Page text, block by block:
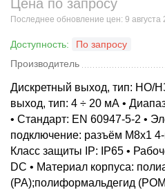
Цена по запросу
Последнее обновление цен: 9 августа
Доступность:
По запросу
Производитель
Дискретный выход, тип: НО/
выход, тип: 4 ÷ 20 мА •
• Стандарт: EN 60947-5-2 •
подключение: разъём M8x1
Класс защиты IP: IP65 •
DC • Материал корпуса:
(PA);полиформальдегид